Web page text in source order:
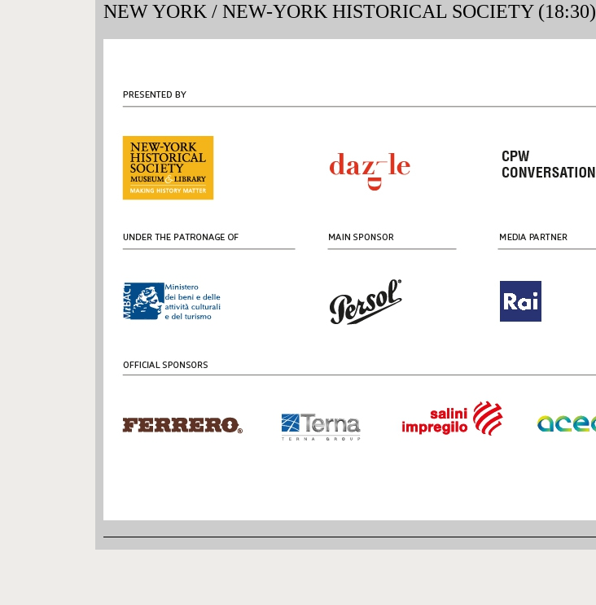
NEW YORK / NEW-YORK HISTORICAL SOCIETY (18:30)